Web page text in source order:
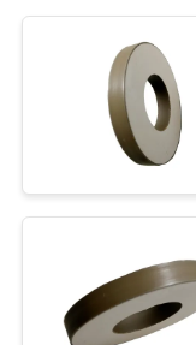
PLAN
PRIVACY
POLICY